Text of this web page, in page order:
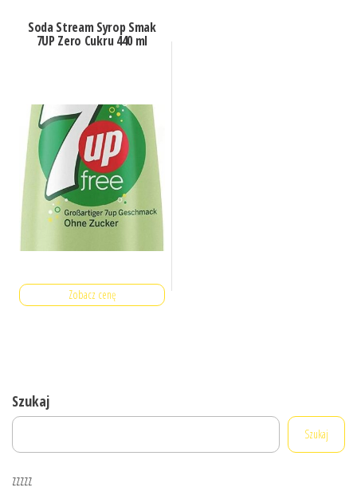
Soda Stream Syrop Smak
7UP Zero Cukru 440 ml
Zobacz cenę
Szukaj
Szukaj
zzzzz